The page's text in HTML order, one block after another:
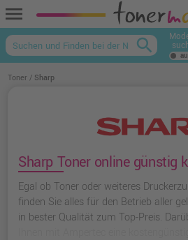
menu
keyboard_arrow_up
search
Toner Sharp
Sharp Toner online günstig
Egal ob Toner oder weiteres
finden Sie alles für den Betrieb aller
in bester Qualität zum Top-Preis.